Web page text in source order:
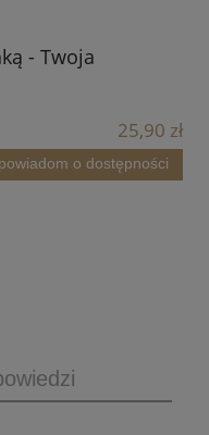
- Twoja
25,90 zł
powiadom o dostępności